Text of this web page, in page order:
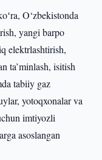
O‘zbekistonda
yangi barpo
elektrlashtirish,
ta’minlash, isitish
tabiiy gaz
yotoqxonalar va
imtiyozli
asoslangan